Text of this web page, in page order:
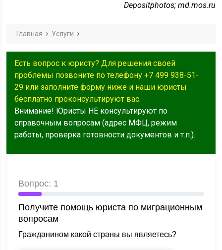
Depositphotos; md.mos.ru
Главная Услуги
Есть вопрос к юристу? Для решения своей
проблемы позвоните по телефону +7 499 938-51-
29 или заполните форму ниже и наши юристы
бесплатно проконсультируют вас.
Внимание! Юристы НЕ консультируют по
справочным вопросам (адрес МФЦ, режим
работы, проверка готовности документов и т.п.).